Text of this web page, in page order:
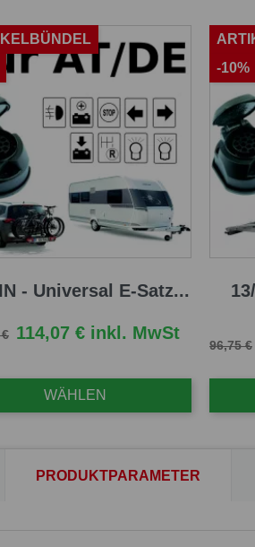
- Universal E-Satz...
Preis
114,07 € inkl. MwSt
WÄHLEN
96,75 €
-10%
PRODUKTPARAMETER